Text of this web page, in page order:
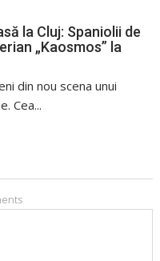
la Cluj: Spaniolii de
„Kaosmos” la
din nou scena unui
Cea...